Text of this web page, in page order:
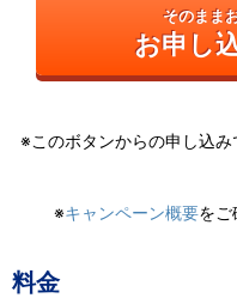
そのまま
お申し
※このボタンからの申し込み
※キャンペーン概要をご
料金